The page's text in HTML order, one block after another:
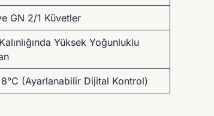
GN 2/1 Küvetler
Yüksek Yoğunluklu
(Ayarlanabilir Dijital Kontrol)